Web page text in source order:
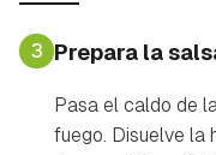
3 Prepara la
Pasa el caldo de
fuego. Disuelve la